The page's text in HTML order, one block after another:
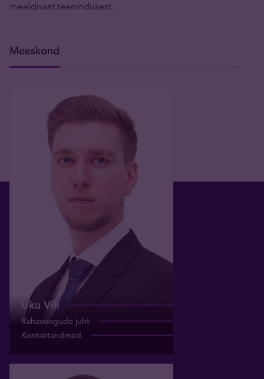
meeldivast teenindusest.
Meeskond
Uku Vill
Rahavoogude juht
Kontaktandmed
Uku Vill
Rahavoogude juht
uku.vill@tavex.eu
+372 627 9900